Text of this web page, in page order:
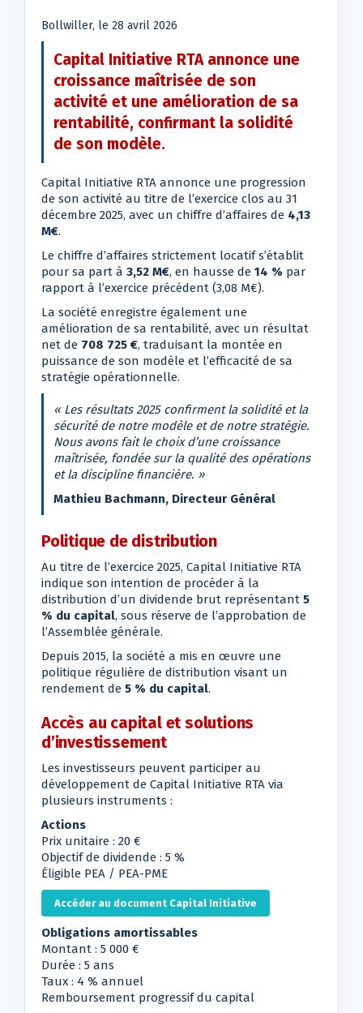
Bollwiller, le 28 avril 2026
Capital Initiative RTA annonce une
croissance maîtrisée de son
activité et une amélioration de sa
rentabilité, confirmant la solidité
de son modèle.
Capital Initiative RTA annonce une progression
de son activité au titre de l’exercice clos au 31
décembre 2025, avec un chiffre d’affaires de 4,13
M€.
Le chiffre d’affaires strictement locatif s’établit
pour sa part à 3,52 M€, en hausse de 14 % par
rapport à l’exercice précédent (3,08 M€).
La société enregistre également une
amélioration de sa rentabilité, avec un résultat
net de 708 725 €, traduisant la montée en
puissance de son modèle et l’efficacité de sa
stratégie opérationnelle.
« Les résultats 2025 confirment la solidité et la
sécurité de notre modèle et de notre stratégie.
Nous avons fait le choix d’une croissance
maîtrisée, fondée sur la qualité des opérations
et la discipline financière. »
Mathieu Bachmann, Directeur Général
Politique de distribution
Au titre de l’exercice 2025, Capital Initiative RTA
indique son intention de procéder à la
distribution d’un dividende brut représentant 5
% du capital, sous réserve de l’approbation de
l’Assemblée générale.
Depuis 2015, la société a mis en œuvre une
politique régulière de distribution visant un
rendement de 5 % du capital.
Accès au capital et solutions
d’investissement
Les investisseurs peuvent participer au
développement de Capital Initiative RTA via
plusieurs instruments :
Actions
Prix unitaire : 20 €
Objectif de dividende : 5 %
Éligible PEA / PEA-PME
Accéder au document Capital Initiative
Obligations amortissables
Montant : 5 000 €
Durée : 5 ans
Taux : 4 % annuel
Remboursement progressif du capital